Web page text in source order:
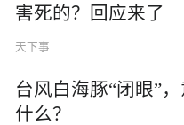
害死的？回应来了
天下事
台风白海豚“闭眼”
什么？